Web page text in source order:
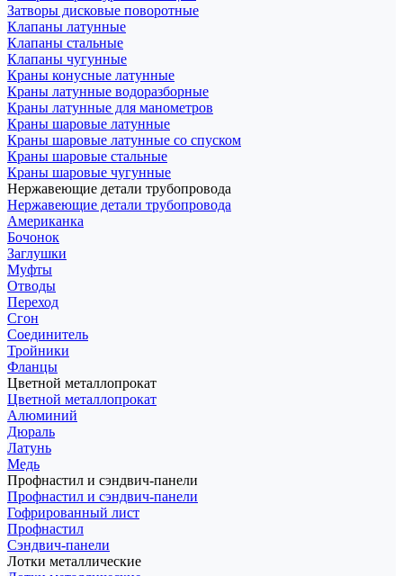
Затворы дисковые поворотные
Клапаны латунные
Клапаны стальные
Клапаны чугунные
Краны конусные латунные
Краны латунные водоразборные
Краны латунные для манометров
Краны шаровые латунные
Краны шаровые латунные со спуском
Краны шаровые стальные
Краны шаровые чугунные
Нержавеющие детали трубопровода
Нержавеющие детали трубопровода
Американка
Бочонок
Заглушки
Муфты
Отводы
Переход
Сгон
Соединитель
Тройники
Фланцы
Цветной металлопрокат
Цветной металлопрокат
Алюминий
Дюраль
Латунь
Медь
Профнастил и сэндвич-панели
Профнастил и сэндвич-панели
Гофрированный лист
Профнастил
Сэндвич-панели
Лотки металлические